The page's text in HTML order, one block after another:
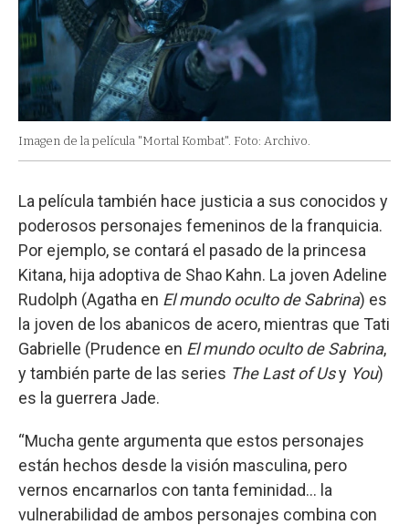
Imagen de la película "Mortal Kombat". Foto: Archivo.
La película también hace justicia a sus conocidos y
poderosos personajes femeninos de la franquicia.
Por ejemplo, se contará el pasado de la princesa
Kitana, hija adoptiva de Shao Kahn. La joven Adeline
Rudolph (Agatha en El mundo oculto de Sabrina) es
la joven de los abanicos de acero, mientras que Tati
Gabrielle (Prudence en El mundo oculto de Sabrina,
y también parte de las series The Last of Usy You)
es la guerrera Jade.
“Mucha gente argumenta que estos personajes
están hechos desde la visión masculina, pero
vernos encarnarlos con tanta feminidad... la
vulnerabilidad de ambos personajes combina con